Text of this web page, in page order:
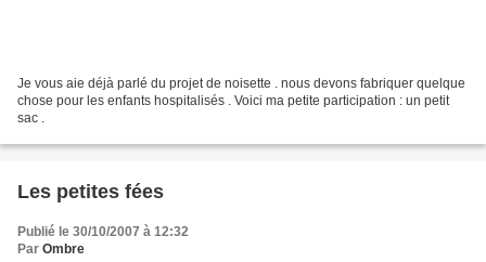
Je vous aie déjà parlé du projet de noisette . nous devons fabriquer quelque
chose pour les enfants hospitalisés . Voici ma petite participation : un petit
sac .
Les petites fées
Publié le 30/10/2007 à 12:32
Par Ombre